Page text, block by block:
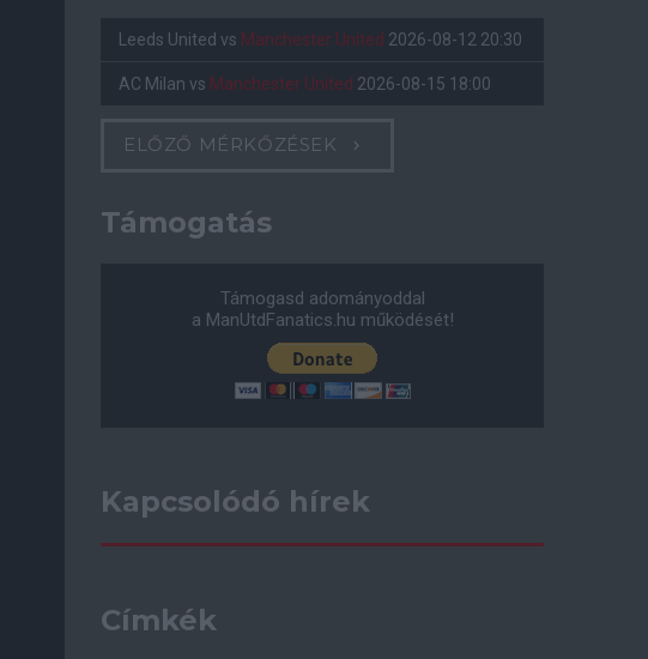
Leeds United vs Manchester United 2026-08-12 20:30
AC Milan vs Manchester United 2026-08-15 18:00
ELŐZŐ MÉRKŐZÉSEK
Támogatás
Támogasd adományoddal
a ManUtdFanatics.hu működését!
Kapcsolódó hírek
Címkék